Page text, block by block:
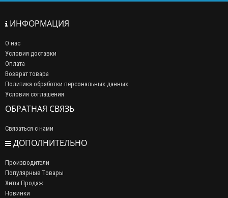
ИНФОРМАЦИЯ
О нас
Условия доставки
Оплата
Возврат товара
Политика обработки персональных данных
Условия соглашения
ОБРАТНАЯ СВЯЗЬ
Связаться с нами
ДОПОЛНИТЕЛЬНО
Производители
Популярные Товары
Хиты Продаж
Новинки